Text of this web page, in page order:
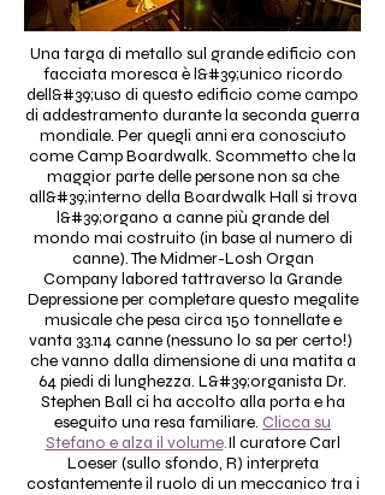
Una targa di metallo sul grande edificio con
facciata moresca è l&#39;unico ricordo
dell&#39;uso di questo edificio come campo
di addestramento durante la seconda guerra
mondiale. Per quegli anni era conosciuto
come Camp Boardwalk. Scommetto che la
maggior parte delle persone non sa che
all&#39;interno della Boardwalk Hall si trova
l&#39;organo a canne più grande del
mondo mai costruito (in base al numero di
canne). The Midmer-Losh Organ
Company labored tattraverso la Grande
Depressione per completare questo megalite
musicale che pesa circa 150 tonnellate e
vanta 33.114 canne (nessuno lo sa per certo!)
che vanno dalla dimensione di una matita a
64 piedi di lunghezza. L&#39;organista Dr.
Stephen Ball ci ha accolto alla porta e ha
eseguito una resa familiare. Clicca su
Stefano e alza il volume.Il curatore Carl
Loeser (sullo sfondo, R) interpreta
costantemente il ruolo di un meccanico tra i